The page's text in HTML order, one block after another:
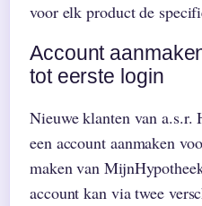
voor elk product de
Account
tot eerste login
Nieuwe klanten van a.s.r.
een account aanmaken
maken van
account kan via twee